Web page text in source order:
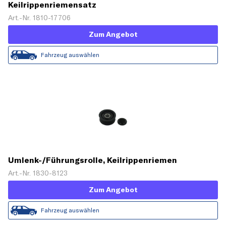
Keilrippenriemensatz
Art.-Nr. 1810-17706
Zum Angebot
Fahrzeug auswählen
Umlenk-/Führungsrolle, Keilrippenriemen
Art.-Nr. 1830-8123
Zum Angebot
Fahrzeug auswählen